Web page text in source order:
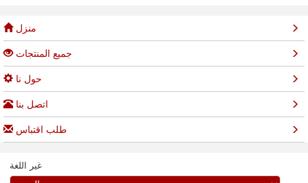
منزل
جميع المنتجات
حول نا
اتصل بنا
طلب اقتباس
غير اللغة